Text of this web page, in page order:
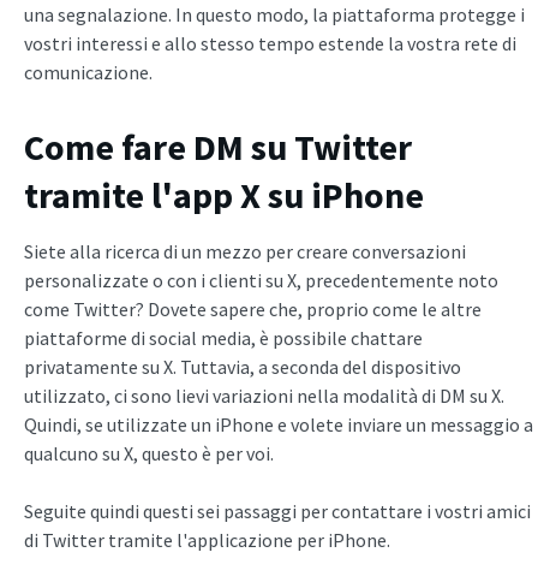
una segnalazione. In questo modo, la piattaforma protegge i
vostri interessi e allo stesso tempo estende la vostra rete di
comunicazione.
Come fare DM su Twitter
tramite l'app X su iPhone
Siete alla ricerca di un mezzo per creare conversazioni
personalizzate o con i clienti su X, precedentemente noto
come Twitter? Dovete sapere che, proprio come le altre
piattaforme di social media, è possibile chattare
privatamente su X. Tuttavia, a seconda del dispositivo
utilizzato, ci sono lievi variazioni nella modalità di DM su X.
Quindi, se utilizzate un iPhone e volete inviare un messaggio a
qualcuno su X, questo è per voi.
Seguite quindi questi sei passaggi per contattare i vostri amici
di Twitter tramite l'applicazione per iPhone.